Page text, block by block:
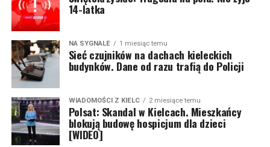
14-latka
NA SYGNALE 1 miesiąc temu
Sieć czujników na dachach kieleckich
budynków. Dane od razu trafią do Policji
WIADOMOŚCI Z KIELC 2 miesiące temu
Polsat: Skandal w Kielcach. Mieszkańcy
blokują budowę hospicjum dla dzieci
[WIDEO]